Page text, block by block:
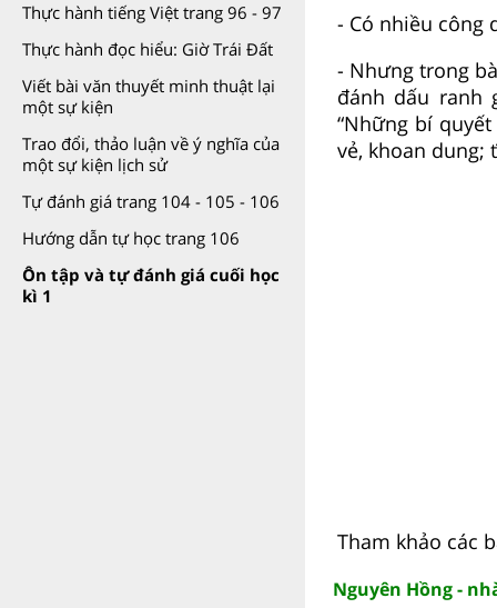
Thực hành tiếng Việt trang 96 - 97
Thực hành đọc hiểu: Giờ Trái Đất
Viết bài văn thuyết minh thuật lại
một sự kiện
Trao đổi, thảo luận về ý nghĩa của
một sự kiện lịch sử
Tự đánh giá trang 104 - 105 - 106
Hướng dẫn tự học trang 106
Ôn tập và tự đánh giá cuối học
kì 1
- Có nhiều công
- Nhưng trong
đánh dấu ranh
“Những bí
vẻ, khoan dung;
Tham khảo các
Nguyên Hồng -